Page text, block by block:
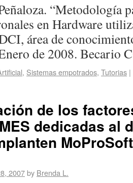
“Metodología
en Hardware
área de
de 2008. Becario
, Sistemas empotrados, Tutorias |
de los
dedicadas al
2007by Brenda L.